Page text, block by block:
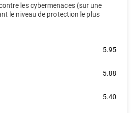
les cybermenaces (sur une
le niveau de protection le plus
5.95
5.88
5.40